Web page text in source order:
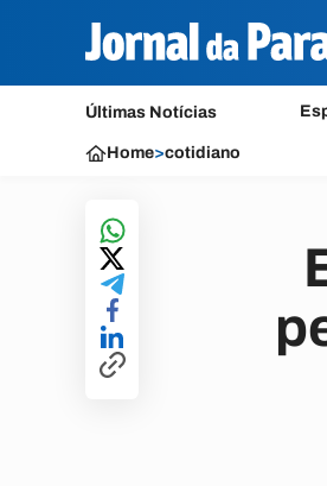
Últimas Notícias
Home>cotidiano